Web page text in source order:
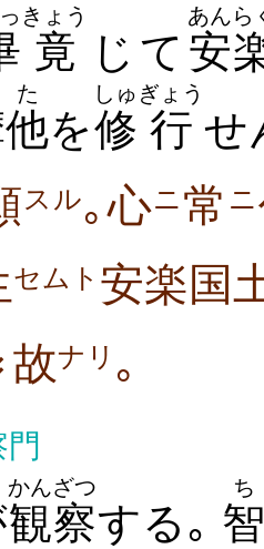
竟
きょう
じて 安
あんら
た
を修
しゅ
行
ぎょう
せ
スル｡心ニ常 ニ
セムト 安楽国
故ナリ ｡
観察
かんざつ
する｡